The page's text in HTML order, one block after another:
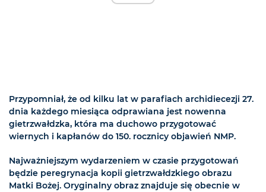
Przypomniał, że od kilku lat w parafiach archidiecezji 27.
dnia każdego miesiąca odprawiana jest nowenna
gietrzwałdzka, która ma duchowo przygotować
wiernych i kapłanów do 150. rocznicy objawień NMP.
Najważniejszym wydarzeniem w czasie przygotowań
będzie peregrynacja kopii gietrzwałdzkiego obrazu
Matki Bożej. Oryginalny obraz znajduje się obecnie w